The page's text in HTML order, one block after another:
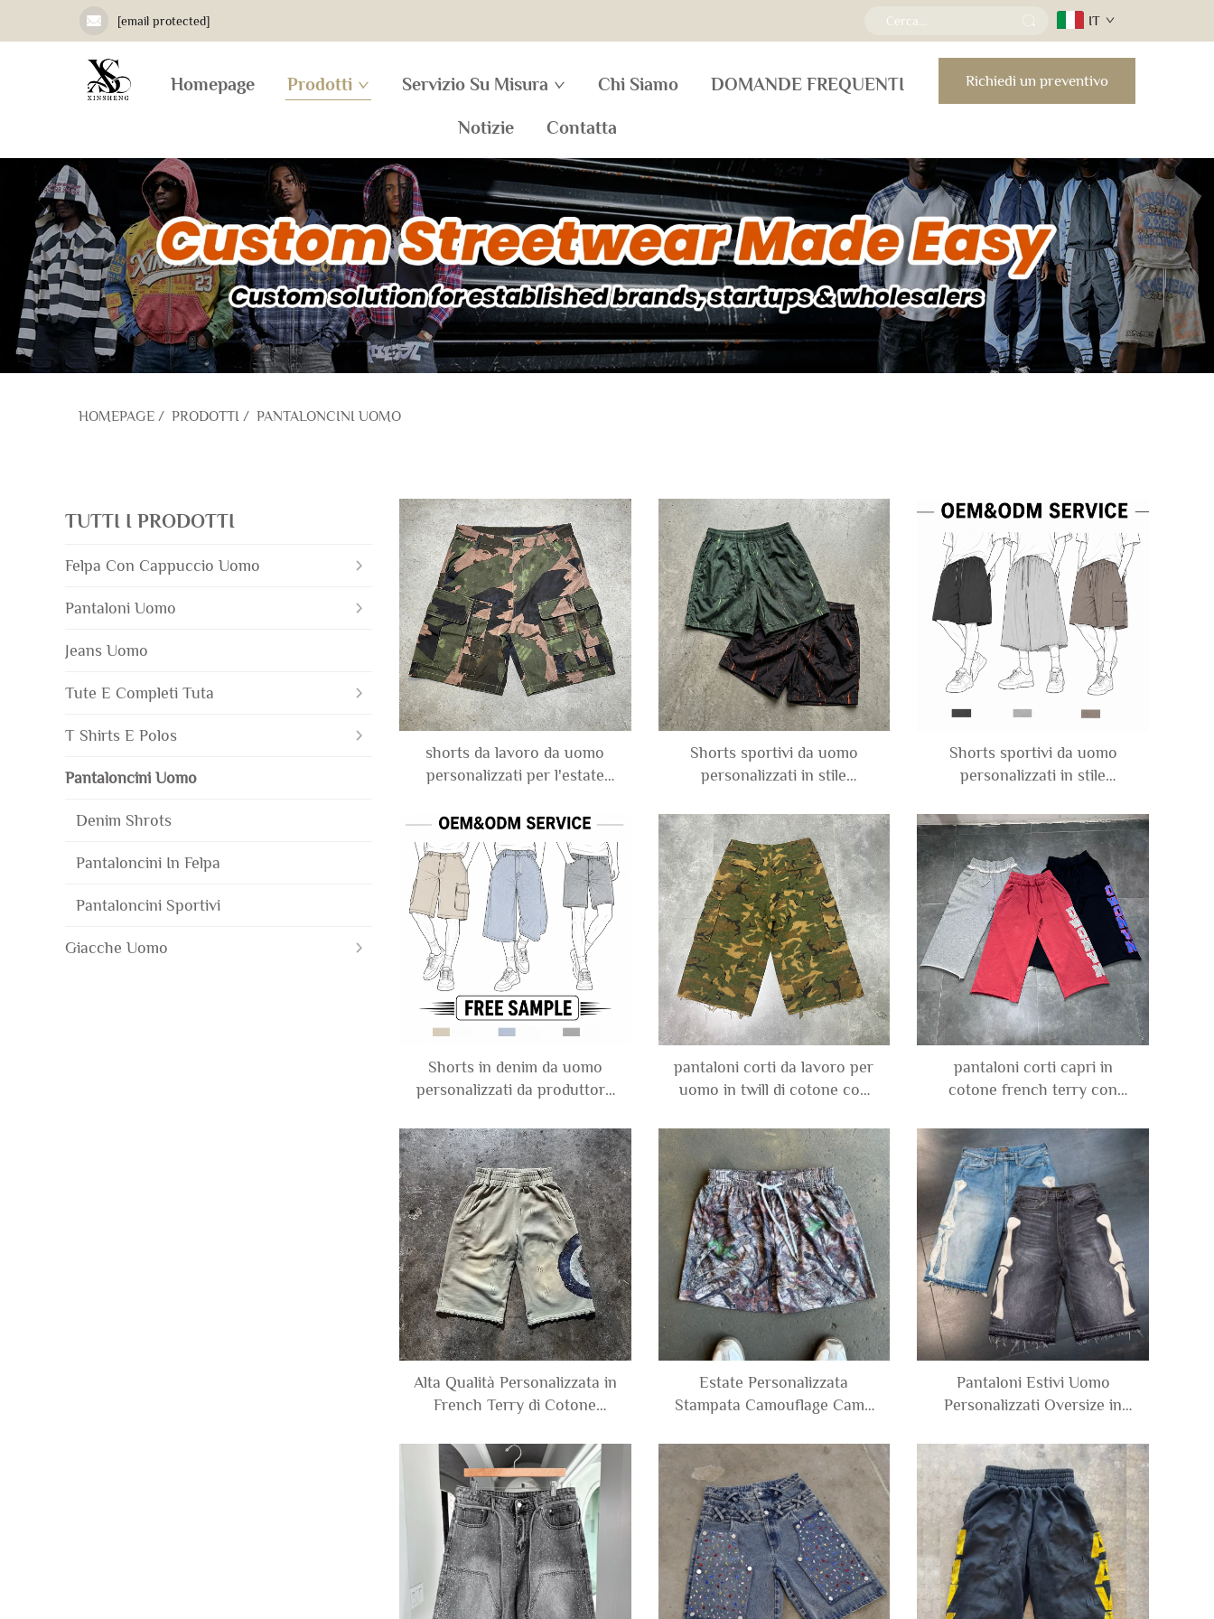
[email protected] IT
Homepage Prodotti Servizio Su Misura Chi Siamo DOMANDE FREQUENTI
Notizie Contatta
Richiedi un preventivo
HOMEPAGE / PRODOTTI / PANTALONCINI UOMO
TUTTI I PRODOTTI
Felpa Con Cappuccio Uomo
Pantaloni Uomo
Jeans Uomo
Tute E Completi Tuta
T Shirts E Polos
Pantaloncini Uomo
Denim Shrots
Pantaloncini In Felpa
Pantaloncini Sportivi
Giacche Uomo
shorts da lavoro da uomo
personalizzati per l'estate
tasche utility e stampa
mimetica camo
Shorts sportivi da uomo
personalizzati in stile
con finitura crinkle, per
palestra, corsa e basket, in
nylon e poliestere
Shorts sportivi da uomo
personalizzati in stile
oversize, effetto lavaggio
acido vintage, taglio capri (tre
quarti) e a gamba larga
Shorts in denim da uomo
personalizzati da produttore
taglio corto 3/4 (tre quarti), a
gamba larga e ampia, fino al
ginocchio
pantaloni corti da lavoro per
uomo in twill di cotone con
personalizzata, effetto vissuto
e lunghezza al ginocchio –
estate 2026
pantaloni corti capri in
cotone french terry con
con cuciture rovesciate
personalizzata, per uomo –
estate 2026
Alta Qualità Personalizzata in
French Terry di Cotone
Lavaggio Stone Acido
Strappati Larghi Distressati
Corti da Jogging per Uomo
Estate Personalizzata
Stampata Camouflage Camo
Rete Corti per Uomo
Pantaloni Estivi Uomo
Personalizzati Oversize in
Lavaggio al Ginocchio Jorts
con Ricami in Denim
Strappati per Uomo